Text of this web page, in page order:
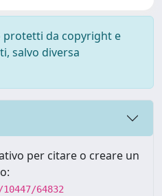
protetti da copyright e
salvo diversa
per citare o creare un
64832